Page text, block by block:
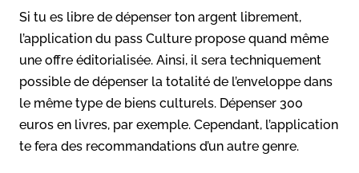
Si tu es libre de dépenser ton argent librement,
l’application du pass Culture propose quand même
une offre éditorialisée. Ainsi, il sera techniquement
possible de dépenser la totalité de l’enveloppe dans
le même type de biens culturels. Dépenser 300
euros en livres, par exemple. Cependant, l’application
te fera des recommandations d’un autre genre.